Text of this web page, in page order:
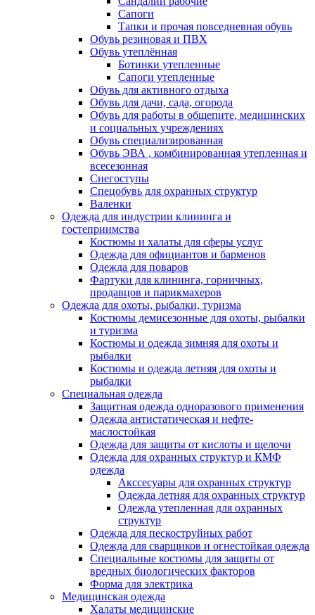
Сапоги
Тапки и прочая повседневная обувь
Обувь резиновая и ПВХ
Обувь утеплённая
Ботинки утепленные
Сапоги утепленные
Обувь для активного отдыха
Обувь для дачи, сада, огорода
Обувь для работы в общепите, медицинских
и социальных учреждениях
Обувь специализированная
Обувь ЭВА , комбинированная утепленная и
всесезонная
Снегоступы
Спецобувь для охранных структур
Валенки
Одежда для индустрии клининга и
гостеприимства
Костюмы и халаты для сферы услуг
Одежда для официантов и барменов
Одежда для поваров
Фартуки для клининга, горничных,
продавцов и парикмахеров
Одежда для охоты, рыбалки, туризма
Костюмы демисезонные для охоты, рыбалки
и туризма
Костюмы и одежда зимняя для охоты и
рыбалки
Костюмы и одежда летняя для охоты и
рыбалки
Специальная одежда
Защитная одежда одноразового применения
Одежда антистатическая и нефте-
маслостойкая
Одежда для защиты от кислоты и щелочи
Одежда для охранных структур и КМФ
одежда
Акссесуары для охранных структур
Одежда летняя для охранных структур
Одежда утепленная для охранных
структур
Одежда для пескоструйных работ
Одежда для сварщиков и огнестойкая одежда
Специальные костюмы для защиты от
вредных биологических факторов
Форма для электрика
Медицинская одежда
Халаты медицинские